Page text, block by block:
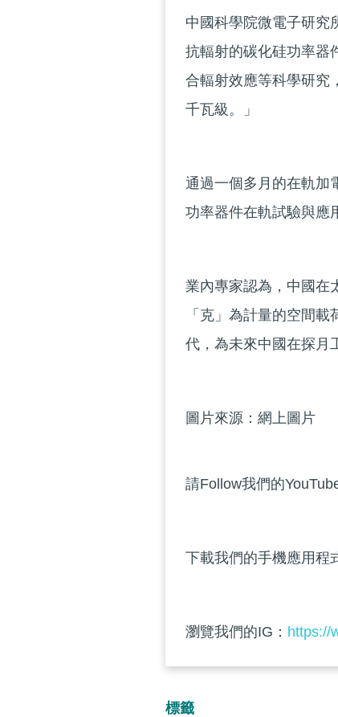
中國科學院微電子研究
抗輻射的碳化硅功率器
合輻射效應等科學研究
千瓦級。」
通過一個多月的在軌加
功率器件在軌試驗與應
業內專家認為，中國在
「克」為計量的空間
代，為未來中國在探月
圖片來源：網上圖片
請Follow我們的
下載我們的手機應用程
瀏覽我們的IG： https://
標籤